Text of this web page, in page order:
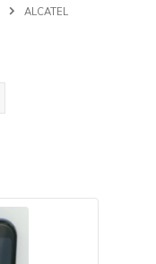
ALCATEL